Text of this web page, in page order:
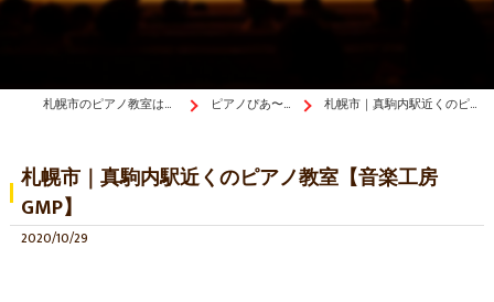
札幌市のピアノ教室は音楽工房G.M.P the 大楽 ピアノぴあ〜の《ブログ》 札幌市｜真駒内駅近くのピアノ教室【音楽工房GMP】
札幌市｜真駒内駅近くのピアノ教室【音楽工房
GMP】
2020/10/29